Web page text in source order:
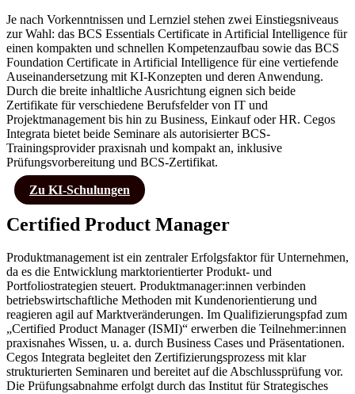
Je nach Vorkenntnissen und Lernziel stehen zwei Einstiegsniveaus
zur Wahl: das BCS Essentials Certificate in Artificial Intelligence für
einen kompakten und schnellen Kompetenzaufbau sowie das BCS
Foundation Certificate in Artificial Intelligence für eine vertiefende
Auseinandersetzung mit KI-Konzepten und deren Anwendung.
Durch die breite inhaltliche Ausrichtung eignen sich beide
Zertifikate für verschiedene Berufsfelder von IT und
Projektmanagement bis hin zu Business, Einkauf oder HR. Cegos
Integrata bietet beide Seminare als autorisierter BCS-
Trainingsprovider praxisnah und kompakt an, inklusive
Prüfungsvorbereitung und BCS-Zertifikat.
Zu KI-Schulungen
Certified Product Manager
Produktmanagement ist ein zentraler Erfolgsfaktor für Unternehmen,
da es die Entwicklung marktorientierter Produkt- und
Portfoliostrategien steuert. Produktmanager:innen verbinden
betriebswirtschaftliche Methoden mit Kundenorientierung und
reagieren agil auf Marktveränderungen. Im Qualifizierungspfad zum
„Certified Product Manager (ISMI)“ erwerben die Teilnehmer:innen
praxisnahes Wissen, u. a. durch Business Cases und Präsentationen.
Cegos Integrata begleitet den Zertifizierungsprozess mit klar
strukturierten Seminaren und bereitet auf die Abschlussprüfung vor.
Die Prüfungsabnahme erfolgt durch das Institut für Strategisches